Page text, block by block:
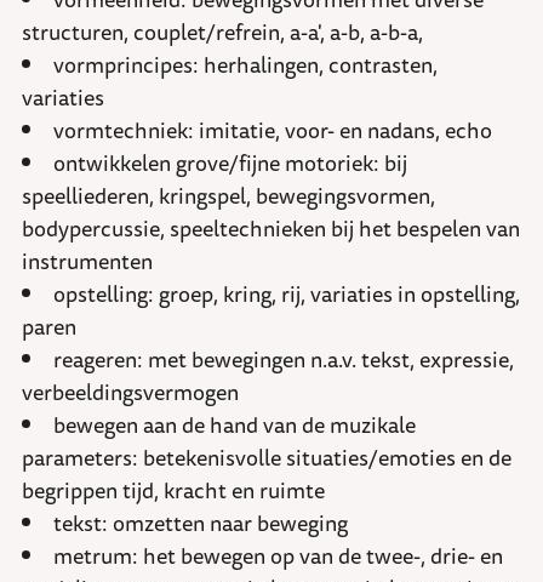
structuren, couplet/refrein, a-a', a-b, a-b-a,
vormprincipes: herhalingen, contrasten,
variaties
vormtechniek: imitatie, voor- en nadans, echo
ontwikkelen grove/fijne motoriek: bij
speelliederen, kringspel, bewegingsvormen,
bodypercussie, speeltechnieken bij het bespelen van
instrumenten
opstelling: groep, kring, rij, variaties in opstelling,
paren
reageren: met bewegingen n.a.v. tekst, expressie,
verbeeldingsvermogen
bewegen aan de hand van de muzikale
parameters: betekenisvolle situaties/emoties en de
begrippen tijd, kracht en ruimte
tekst: omzetten naar beweging
metrum: het bewegen op van de twee-, drie- en